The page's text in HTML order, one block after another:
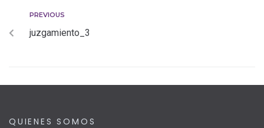
PREVIOUS
juzgamiento_3
QUIENES SOMOS